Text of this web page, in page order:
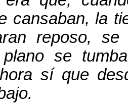
cansaban, la
reposo,
se
sí que